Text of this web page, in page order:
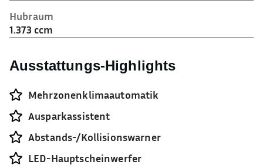
Hubraum
1.373 ccm
Ausstattungs-Highlights
Mehrzonenklimaautomatik
Ausparkassistent
Abstands-/Kollisionswarner
LED-Hauptscheinwerfer